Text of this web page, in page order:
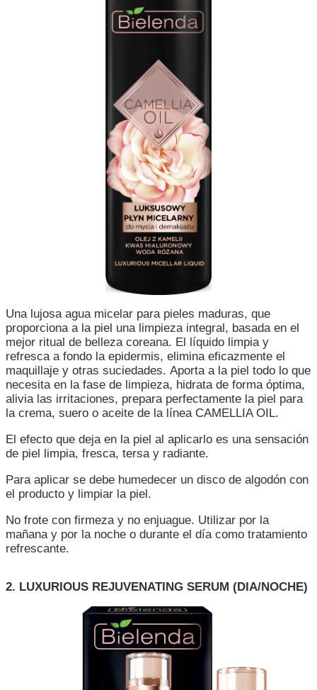
Una lujosa agua micelar para pieles maduras, que
proporciona a la piel una limpieza integral, basada en el
mejor ritual de belleza coreana. El líquido limpia y
refresca a fondo la epidermis, elimina eficazmente el
maquillaje y otras suciedades. Aporta a la piel todo lo que
necesita en la fase de limpieza, hidrata de forma óptima,
alivia las irritaciones, prepara perfectamente la piel para
la crema, suero o aceite de la línea CAMELLIA OIL.
El efecto que deja en la piel al aplicarlo es una sensación
de piel limpia, fresca, tersa y radiante.
Para aplicar se debe humedecer un disco de algodón con
el producto y limpiar la piel.
No frote con firmeza y no enjuague. Utilizar por la
mañana y por la noche o durante el día como tratamiento
refrescante.
2. LUXURIOUS REJUVENATING SERUM (DIA/NOCHE)